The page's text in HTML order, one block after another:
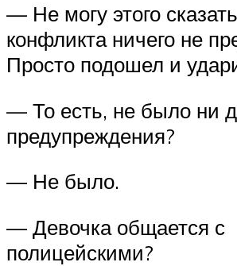
— Не могу этого
конфликта ничего не
Просто подошел и
— То есть, не было ни
предупреждения?
— Не было.
— Девочка общается с
полицейскими?